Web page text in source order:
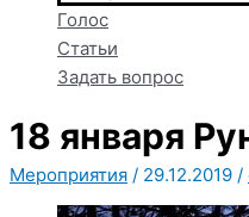
Голос
Статьи
Задать вопрос
18 января
Мероприятия / 29.12.2019 /